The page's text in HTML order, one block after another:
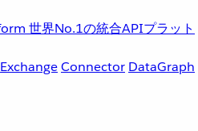
世界No.1の統合APIプラット
ExchangeConnector DataGraph